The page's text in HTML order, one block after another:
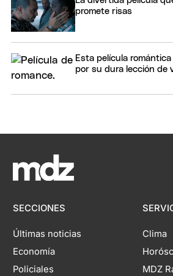
promete risas
Esta película
por su dura lección de
SECCIONES
Últimas noticias
Economía
Policiales
Clima
MDZ